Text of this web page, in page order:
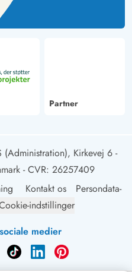
Partner
(Administration), Kirkevej 6 -
- CVR: 26257409
Kontakt os
Persondata-
indstillinger
medier